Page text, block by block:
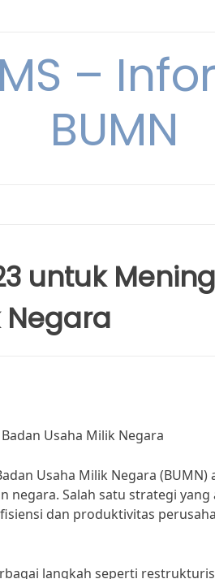
–
BUMN
untuk
Negara
Usaha Milik Negara
Usaha Milik Negara (BUMN)
Salah satu strategi
dan produktivitas
langkah seperti